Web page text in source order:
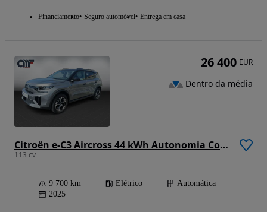
Financiamento Seguro automóvel Entrega em casa
Citroën e-C3 Aircross 44 kWh Autonomia Conforto Max
113 cv
9 700 km Elétrico
Automática
2025
26 400 EUR
Dentro da média